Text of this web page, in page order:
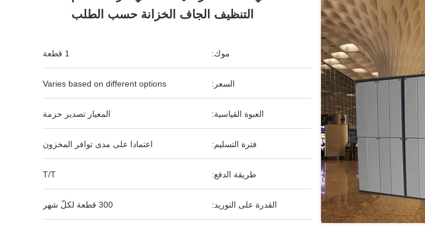
التنظيف الجاف الخزانة حسب الطلب
موك: 1 قطعة
السعر: Varies based on different options
العبوة القياسية: المعيار تصدير حزمة
فترة التسليم: اعتمادا على مدى توافر المخزون
طريقة الدفع: T/T
القدرة على التوريد: 300 قطعة لكلّ شهر